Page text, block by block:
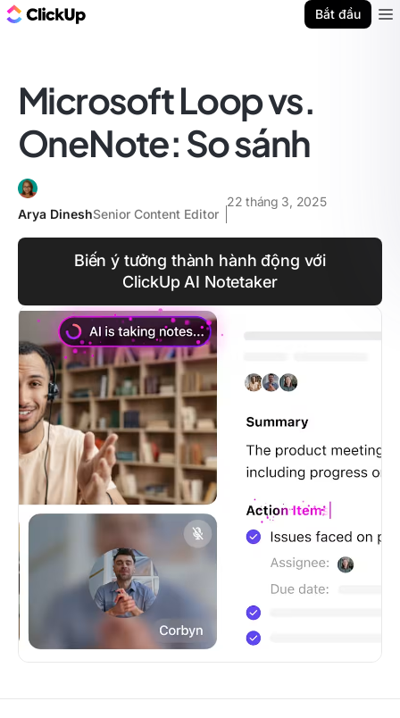
Bắt đầu
Microsoft Loop vs.
OneNote: So sánh
Arya DineshSenior Content Editor
22 tháng 3, 2025
Biến ý tưởng thành hành động với
ClickUp AI Notetaker